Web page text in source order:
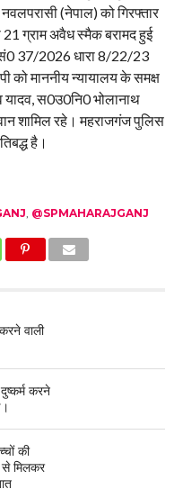
नवलपरासी (नेपाल) को गिरफ्तार
ग्राम अवैध स्मैक बरामद हुई
37/2026 धारा 8/22/23
को माननीय न्यायालय के समक्ष
यादव, स0उ0नि0 भोलानाथ
शामिल रहे। महराजगंज पुलिस
है।
@SPMAHARAJGANJ
वाली
करने
की
से मिलकर